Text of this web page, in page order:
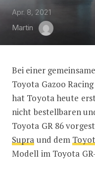
Apr. 8, 2021
Martin
Weltpremiere
Bei einer
Toyota Gazoo
hat Toyota heute
nicht bestellbaren
Toyota GR 86
Supra und dem
Modell im Toyota